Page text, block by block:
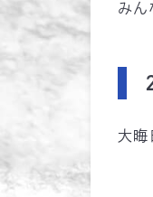
みん
大晦